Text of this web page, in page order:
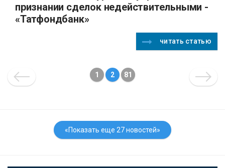
признании сделок недействительными -
«Татфондбанк»
читать статью
1 2 81
«Показать еще 27 новостей»